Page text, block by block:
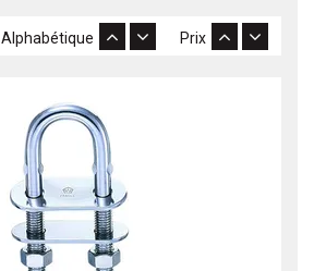
Prix
Alphabétique